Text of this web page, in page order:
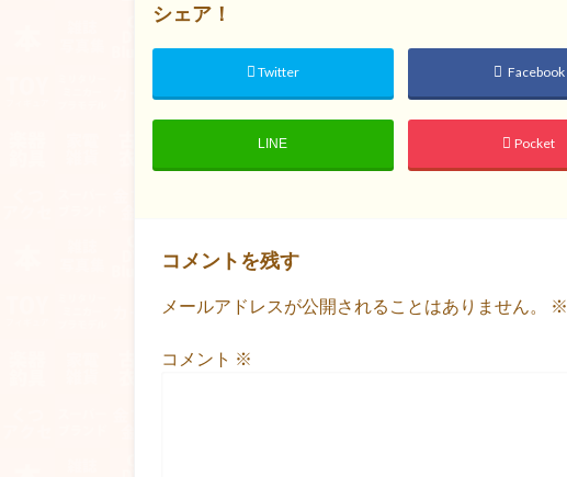
シェア！
Twitter Facebook
LINE Pocket
コメントを残す
メールアドレスが公開されることはありません。 ※
コメント ※